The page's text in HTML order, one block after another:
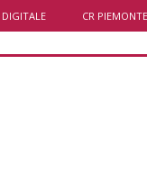
CR PIEMONTE